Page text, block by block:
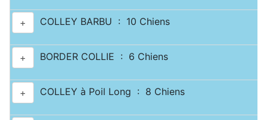
+ COLLEY BARBU : 10 Chiens
+ BORDER COLLIE : 6 Chiens
+ COLLEY à Poil Long : 8 Chiens